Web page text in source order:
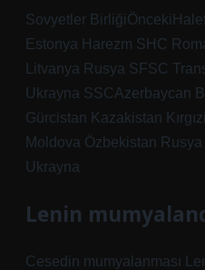
Sovyetler
Estonya Harezm SHC
Litvanya Rusya SFSC
Ukrayna SSCAzerbaycan
Gürcistan Kazakistan
Moldova Özbekistan
Ukrayna
Lenin
Cesedin mumyalanması